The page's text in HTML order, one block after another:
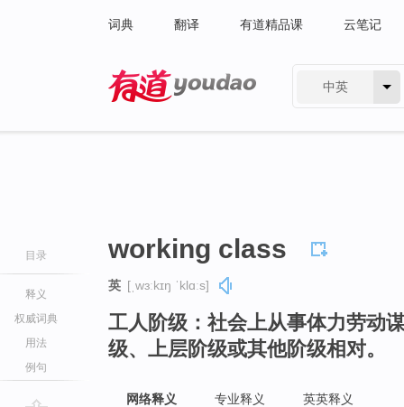
词典 翻译 有道精品课 云笔记
中英
目录
释义
权威词典
用法
例句
working class
英 [ˌwɜːkɪŋ ˈklɑːs]
工人阶级：社会上从事体力劳动
级、上层阶级或其他阶级相对。
网络释义 专业释义 英英释义